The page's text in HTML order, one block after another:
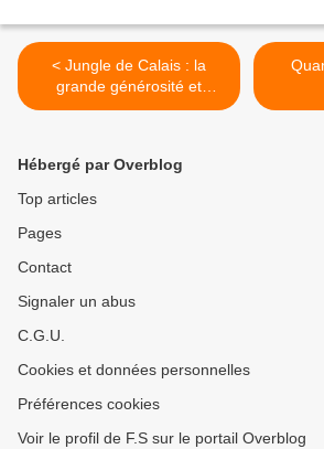
< Jungle de Calais : la
grande générosité et
dangerosité de l’homme
Hébergé par Overblog
Top articles
Pages
Contact
Signaler un abus
C.G.U.
Cookies et données personnelles
Préférences cookies
Voir le profil de F.S sur le portail Overblog